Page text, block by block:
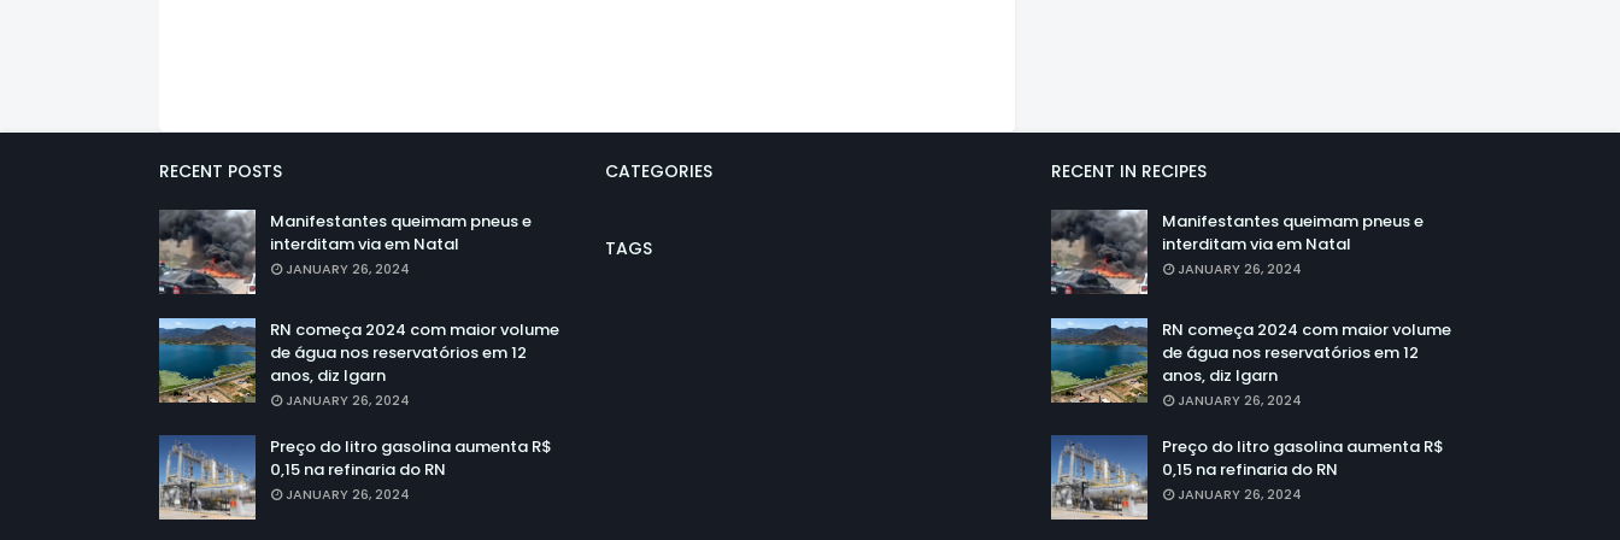
RECENT POSTS
Manifestantes queimam pneus e
interditam via em Natal
JANUARY 26, 2024
RN começa 2024 com maior volume
de água nos reservatórios em 12
anos, diz Igarn
JANUARY 26, 2024
Preço do litro gasolina aumenta R$
0,15 na refinaria do RN
JANUARY 26, 2024
CATEGORIES
TAGS
RECENT IN RECIPES
Manifestantes queimam pneus e
interditam via em Natal
JANUARY 26, 2024
RN começa 2024 com maior volume
de água nos reservatórios em 12
anos, diz Igarn
JANUARY 26, 2024
Preço do litro gasolina aumenta R$
0,15 na refinaria do RN
JANUARY 26, 2024